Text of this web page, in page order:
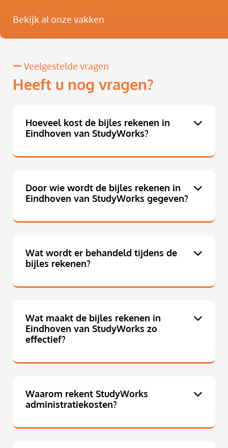
Bekijk al onze vakken
Veelgestelde vragen
Heeft u nog vragen?
Hoeveel kost de bijles rekenen in
Eindhoven van StudyWorks?
Door wie wordt de bijles rekenen in
Eindhoven van StudyWorks gegeven?
Wat wordt er behandeld tijdens de
bijles rekenen?
Wat maakt de bijles rekenen in
Eindhoven van StudyWorks zo
effectief?
Waarom rekent StudyWorks
administratiekosten?